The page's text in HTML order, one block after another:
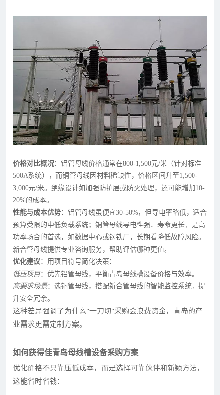
价格对比概况：铝管母线价格通常在800-1,500元/米（针对标准
500A系统），而铜管母线因材料稀缺性，价格区间升至1,500-
3,000元/米。绝缘设计如加强防护层或防火处理，还可能增加10-
20%的成本。
性能与成本优势：铝管母线虽便宜30-50%，但导电率略低，适合
预算受限的中低负载系统；铜管母线导电性强、寿命更长，是高
功率场合的首选，如数据中心或钢铁厂，长期看降低故障风险。
新合管母线提供专业咨询服务，帮助评估哪种更值。
优化建议 ：用项目符号简化决策：
低压项目：优先铝管母线，平衡青岛母线槽设备价格与效率。
高要求场景：选铜管母线，搭配新合管母线的智能监控系统，提
升安全冗余。
这种差异强调了为什么"一刀切"采购会浪费资金，青岛的产
业需求更需定制方案。
如何获得佳青岛母线槽设备采购方案
优化价格不只靠压低成本，而是选择可靠伙伴和新颖方法，
这能省时省钱：